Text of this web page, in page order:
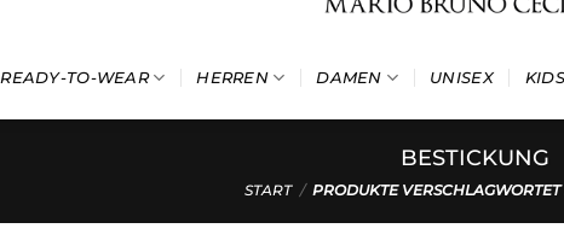
READY-TO-WEAR HERREN DAMEN UNISEX KIDS
BESTICKUNG
START / PRODUKTE VERSCHLAGWORTET